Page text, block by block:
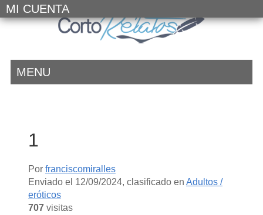
MI CUENTA
MENU
1
Por franciscomiralles
Enviado el 12/09/2024, clasificado en Adultos /
eróticos
707visitas